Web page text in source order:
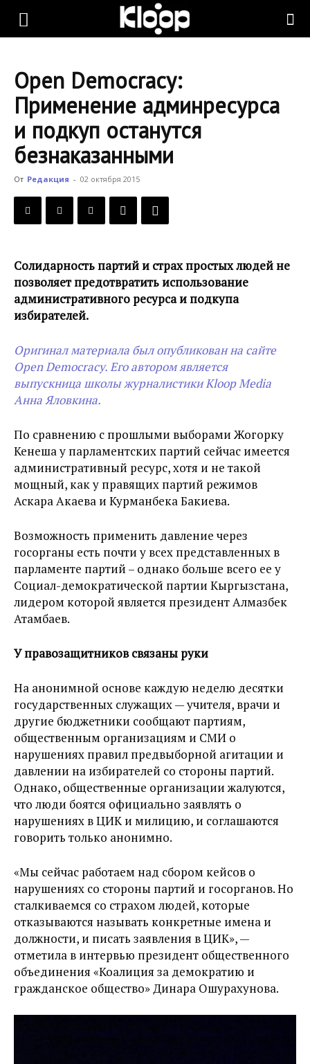
KLOOP.KG
Новости
Кыргызстана
Open Democracy:
Применение админресурса
и подкуп останутся
безнаказанными
От Редакция - 02 октября 2015
Солидарность партий и страх простых людей не
позволяет предотвратить использование
административного ресурса и подкупа
избирателей.
Оригинал материала был опубликован на сайте
Open Democracy. Его автором является
выпускница школы журналистики Kloop Media
Анна Яловкина.
По сравнению с прошлыми выборами Жогорку
Кенеша у парламентских партий сейчас имеется
административный ресурс, хотя и не такой
мощный, как у правящих партий режимов
Аскара Акаева и Курманбека Бакиева.
Возможность применить давление через
госорганы есть почти у всех представленных в
парламенте партий – однако больше всего ее у
Социал-демократической партии Кыргызстана,
лидером которой является президент Алмазбек
Атамбаев.
У правозащитников связаны руки
На анонимной основе каждую неделю десятки
государственных служащих — учителя, врачи и
другие бюджетники сообщают партиям,
общественным организациям и СМИ о
нарушениях правил предвыборной агитации и
давлении на избирателей со стороны партий.
Однако, общественные организации жалуются,
что люди боятся официально заявлять о
нарушениях в ЦИК и милицию, и соглашаются
говорить только анонимно.
«Мы сейчас работаем над сбором кейсов о
нарушениях со стороны партий и госорганов. Но
сталкиваемся со страхом людей, которые
отказываются называть конкретные имена и
должности, и писать заявления в ЦИК», —
отметила в интервью президент общественного
объединения «Коалиция за демократию и
гражданское общество» Динара Ошурахунова.